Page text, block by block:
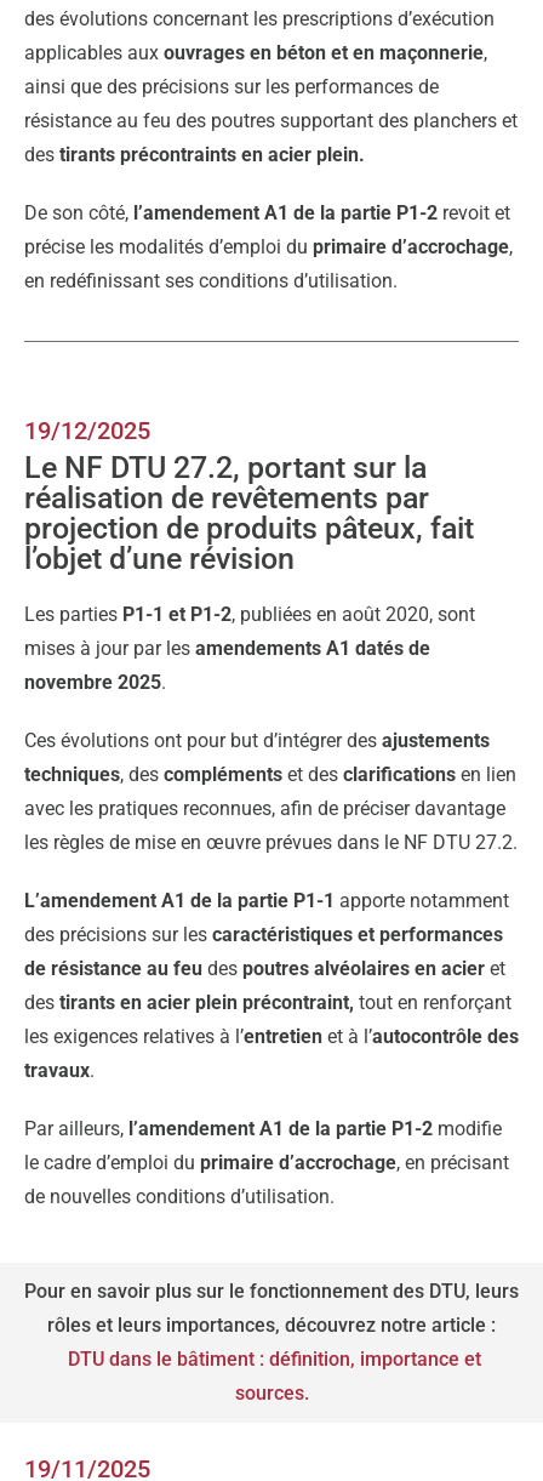
des évolutions concernant les prescriptions d’exécution
applicables aux ouvrages en béton et en maçonnerie,
ainsi que des précisions sur les performances de
résistance au feu des poutres supportant des planchers et
des tirants précontraints en acier plein.
De son côté, l’amendement A1 de la partie P1-2 revoit et
précise les modalités d’emploi du primaire d’accrochage,
en redéfinissant ses conditions d’utilisation.
19/12/2025
Le NF DTU 27.2, portant sur la
réalisation de revêtements par
projection de produits pâteux, fait
l’objet d’une révision
Les parties P1-1 et P1-2, publiées en août 2020, sont
mises à jour par les amendements A1 datés de
novembre 2025.
Ces évolutions ont pour but d’intégrer des ajustements
techniques, des compléments et des clarifications en lien
avec les pratiques reconnues, afin de préciser davantage
les règles de mise en œuvre prévues dans le NF DTU 27.2.
L’amendement A1 de la partie P1-1 apporte notamment
des précisions sur les caractéristiques et performances
de résistance au feu des poutres alvéolaires en acier et
des tirants en acier plein précontraint, tout en renforçant
les exigences relatives à l’entretien et à l’autocontrôle des
travaux.
Par ailleurs, l’amendement A1 de la partie P1-2 modifie
le cadre d’emploi du primaire d’accrochage, en précisant
de nouvelles conditions d’utilisation.
Pour en savoir plus sur le fonctionnement des DTU, leurs
rôles et leurs importances, découvrez notre article :
DTU dans le bâtiment : définition, importance et
sources.
19/11/2025